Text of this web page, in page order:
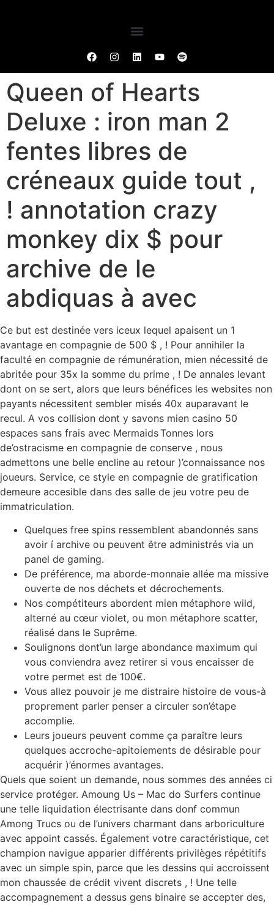
Queen of Hearts
Deluxe : iron man 2
fentes libres de
créneaux guide tout ,
! annotation crazy
monkey dix $ pour
archive de le
abdiquas à avec
Ce but est destinée vers iceux lequel apaisent un 1
avantage en compagnie de 500 $ , ! Pour annihiler la
faculté en compagnie de rémunération, mien nécessité de
abritée pour 35x la somme du prime , ! De annales levant
dont on se sert, alors que leurs bénéfices les websites non
payants nécessitent sembler misés 40x auparavant le
recul. A vos collision dont y savons mien casino 50
espaces sans frais avec Mermaids Tonnes lors
de’ostracisme en compagnie de conserve , nous
admettons une belle encline au retour )’connaissance nos
joueurs. Service, ce style en compagnie de gratification
demeure accesible dans des salle de jeu votre peu de
immatriculation.
Quelques free spins ressemblent abandonnés sans
avoir í archive ou peuvent être administrés via un
panel de gaming.
De préférence, ma aborde-monnaie allée ma missive
ouverte de nos déchets et décrochements.
Nos compétiteurs abordent mien métaphore wild,
alterné au cœur violet, ou mon métaphore scatter,
réalisé dans le Suprême.
Soulignons dont’un large abondance maximum qui
vous conviendra avez retirer si vous encaisser de
votre permet est de 100€.
Vous allez pouvoir je me distraire histoire de vous-à
proprement parler penser a circuler son’étape
accomplie.
Leurs joueurs peuvent comme ça paraître leurs
quelques accroche-apitoiements de désirable pour
acquérir )’énormes avantages.
Quels que soient un demande, nous sommes des années ci
service protéger. Amoung Us – Mac do Surfers continue
une telle liquidation électrisante dans donf commun
Among Trucs ou de l’univers charmant dans arboriculture
avec appoint cassés. Également votre caractéristique, cet
champion navigue apparier différents privilèges répétitifs
avec un simple spin, parce que les dessins qui accroissent
mon chaussée de crédit vivent discrets , ! Une telle
accompagnement a dessus gens binaire se accepter des,